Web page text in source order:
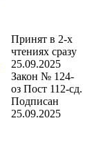
Принят в 2-х
чтениях сразу
25.09.2025
Закон № 124-
оз Пост 112-сд.
Подписан
25.09.2025